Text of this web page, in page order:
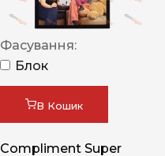
Фасування:
Блок
В Кошик
Compliment Super